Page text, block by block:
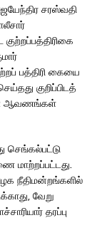
சரஸ்வதி
பத்திரி கையை
குறிப்பிடத்
ஆவணங்கள்
செங்கல்பட்டு
மாற்றப்பட்டது.
நீதிமன்றங்களில்
வேறு
தரப்பு